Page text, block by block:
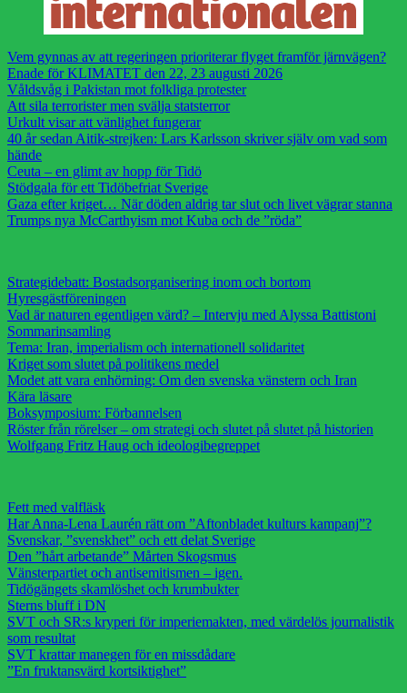
Vem gynnas av att regeringen prioriterar flyget framför järnvägen?
Enade för KLIMATET den 22, 23 augusti 2026
Våldsvåg i Pakistan mot folkliga protester
Att sila terrorister men svälja statsterror
Urkult visar att vänlighet fungerar
40 år sedan Aitik-strejken: Lars Karlsson skriver själv om vad som
hände
Ceuta – en glimt av hopp för Tidö
Stödgala för ett Tidöbefriat Sverige
Gaza efter kriget… När döden aldrig tar slut och livet vägrar stanna
Trumps nya McCarthyism mot Kuba och de ”röda”
Strategidebatt: Bostadsorganisering inom och bortom
Hyresgästföreningen
Vad är naturen egentligen värd? – Intervju med Alyssa Battistoni
Sommarinsamling
Tema: Iran, imperialism och internationell solidaritet
Kriget som slutet på politikens medel
Modet att vara enhörning: Om den svenska vänstern och Iran
Kära läsare
Boksymposium: Förbannelsen
Röster från rörelser – om strategi och slutet på slutet på historien
Wolfgang Fritz Haug och ideologibegreppet
Fett med valfläsk
Har Anna-Lena Laurén rätt om ”Aftonbladet kulturs kampanj”?
Svenskar, ”svenskhet” och ett delat Sverige
Den ”hårt arbetande” Mårten Skogsmus
Vänsterpartiet och antisemitismen – igen.
Tidögängets skamlöshet och krumbukter
Sterns bluff i DN
SVT och SR:s kryperi för imperiemakten, med värdelös journalistik
som resultat
SVT krattar manegen för en missdådare
”En fruktansvärd kortsiktighet”